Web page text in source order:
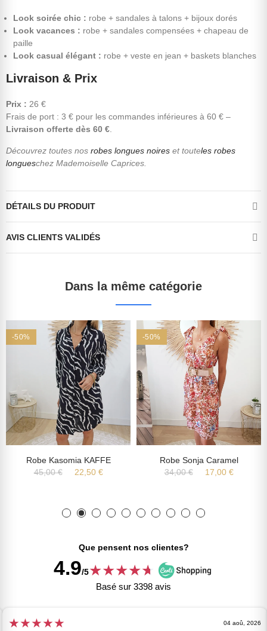
Look soirée chic : robe + sandales à talons + bijoux dorés
Look vacances : robe + sandales compensées + chapeau de
paille
Look casual élégant : robe + veste en jean + baskets blanches
Livraison & Prix
Prix : 26 €
Frais de port : 3 € pour les commandes inférieures à 60 € –
Livraison offerte dès 60 €
Découvrez toutes nos robes longues noires et touteles robes
longueschez Mademoiselle Caprices.
DÉTAILS DU PRODUIT
AVIS CLIENTS VALIDÉS
Dans la même catégorie
-50%
Robe Kasomia KAFFE
45,00 €
22,50 €
-50%
Robe Sonja Caramel
34,00 €
17,00 €
Que pensent nos clientes?
4.9/5★★★★★
★
Basé sur 3398 avis
★★★★★ 04 aoû, 2026